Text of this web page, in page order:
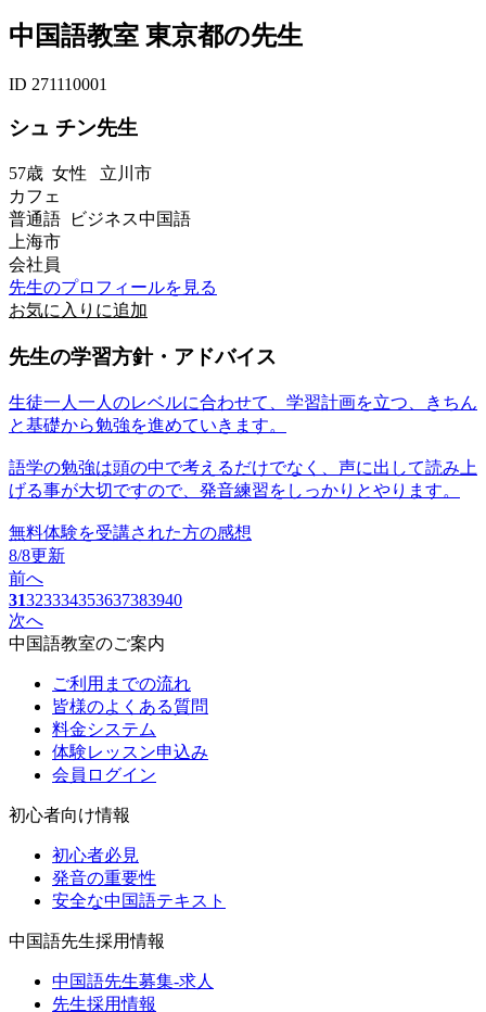
中国語教室 東京都の先生
ID 271110001
シュ チン先生
57歳 女性 立川市
カフェ
普通語 ビジネス中国語
上海市
会社員
先生のプロフィールを見る
お気に入りに追加
先生の学習方針・アドバイス
生徒一人一人のレベルに合わせて、学習計画を立つ、きちん
と基礎から勉強を進めていきます。
語学の勉強は頭の中で考えるだけでなく、声に出して読み上
げる事が大切ですので、発音練習をしっかりとやります。
無料体験を受講された方の感想
8/8更新
前へ
31323334353637383940
次へ
中国語教室のご案内
ご利用までの流れ
皆様のよくある質問
料金システム
体験レッスン申込み
会員ログイン
初心者向け情報
初心者必見
発音の重要性
安全な中国語テキスト
中国語先生採用情報
中国語先生募集-求人
先生採用情報